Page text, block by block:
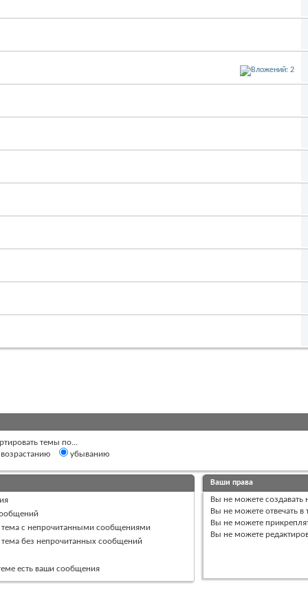
темы по...
возрастанию
убыванию
тема с непрочитанными сообщениями
без непрочитанных сообщений
есть ваши сообщения
Ваши права
Вы не можете создавать
Вы не можете отвечать в
Вы не можете
Вы не можете